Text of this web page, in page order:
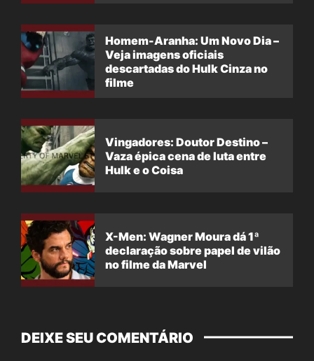
Homem-Aranha: Um Novo Dia –
Veja imagens oficiais
descartadas do Hulk Cinza no
filme
Vingadores: Doutor Destino –
Vaza épica cena de luta entre
Hulk e o Coisa
X-Men: Wagner Moura dá 1ª
declaração sobre papel de vilão
no filme da Marvel
DEIXE SEU COMENTÁRIO